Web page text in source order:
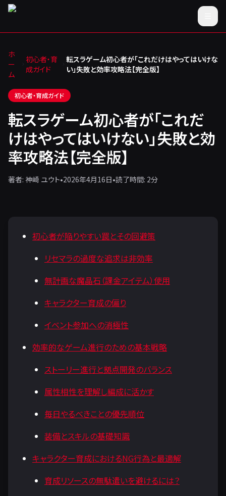
ホ
ー
ム
初心者・育
成ガイド
転スラゲーム初心者が「これだけはやってはいけな
い」失敗と効率攻略法【完全版】
初心者・育成ガイド
転スラゲーム初心者が「これだ
けはやってはいけない」失敗と効
率攻略法【完全版】
著者: 神崎 ユウト•2026年4月16日•読了時間: 2分
初心者が陥りやすい罠とその回避策
リセマラの過度な追求は非効率
無計画な魔晶石（課金アイテム）使用
キャラクター育成の偏り
イベント参加への消極性
効率的なゲーム進行のための基本戦略
ストーリー進行と拠点開発のバランス
属性相性を理解し編成に活かす
毎日やるべきことの優先順位
装備とスキルの基礎知識
キャラクター育成におけるNG行為と最適解
育成リソースの無駄遣いを避けるには？